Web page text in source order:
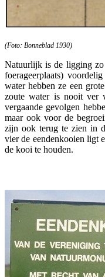
(Foto: Bonneblad 1930)
Natuurlijk is de ligging zo
foerageerplaats)
water hebben ze een
zoute water is nooit ver
vergaande gevolgen
maar ook voor de
zijn ook terug te zien in
vier de eendenkooien ligt
de kooi te houden.